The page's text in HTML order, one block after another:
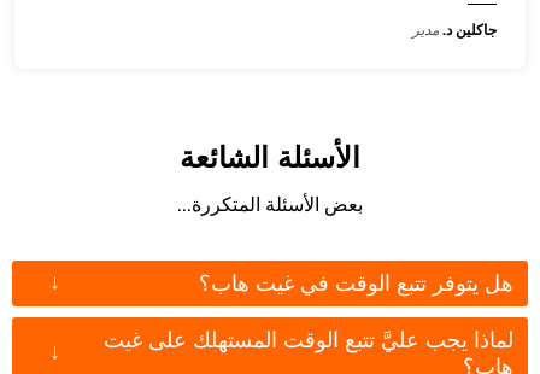
جاكلين د.مدير
الأسئلة الشائعة
بعض الأسئلة المتكررة...
هل يتوفر تتبع الوقت في غيت هاب؟ ↓
لماذا يجب عليَّ تتبع الوقت المستهلك على غيت
هاب؟
↓